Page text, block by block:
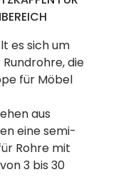
es sich um
die
für Möbel
aus
eine semi-
Rohre mit
3 bis 30